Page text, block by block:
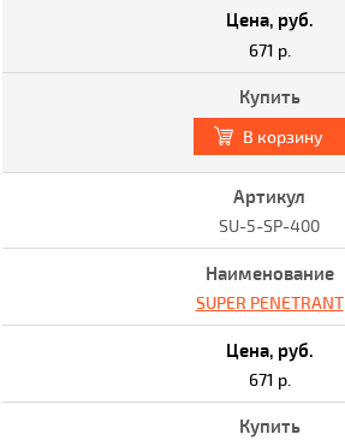
671 р.
В корзину
SU-5-SP-400
SUPER PENETRANT
671 р.